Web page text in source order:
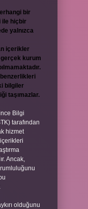
bir
ile hiçbir
yalnızca
içerikler
gerçek kurum
bilgiler
taşımazlar.
Bilgi
tarafından
hizmet
Ancak,
olduğunu